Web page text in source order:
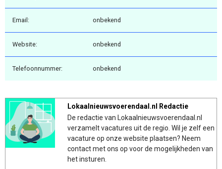
Email: onbekend
Website: onbekend
Telefoonnummer: onbekend
Lokaalnieuwsvoerendaal.nl Redactie
De redactie van Lokaalnieuwsvoerendaal.nl
verzamelt vacatures uit de regio. Wil je zelf een
vacature op onze website plaatsen? Neem
contact met ons op voor de mogelijkheden van
het insturen.